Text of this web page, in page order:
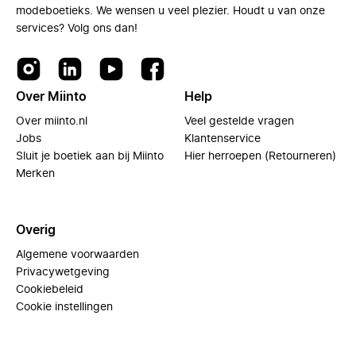
modeboetieks. We wensen u veel plezier. Houdt u van onze
services? Volg ons dan!
Over Miinto
Over miinto.nl
Jobs
Sluit je boetiek aan bij Miinto
Merken
Help
Veel gestelde vragen
Klantenservice
Hier herroepen (Retourneren)
Overig
Algemene voorwaarden
Privacywetgeving
Cookiebeleid
Cookie instellingen